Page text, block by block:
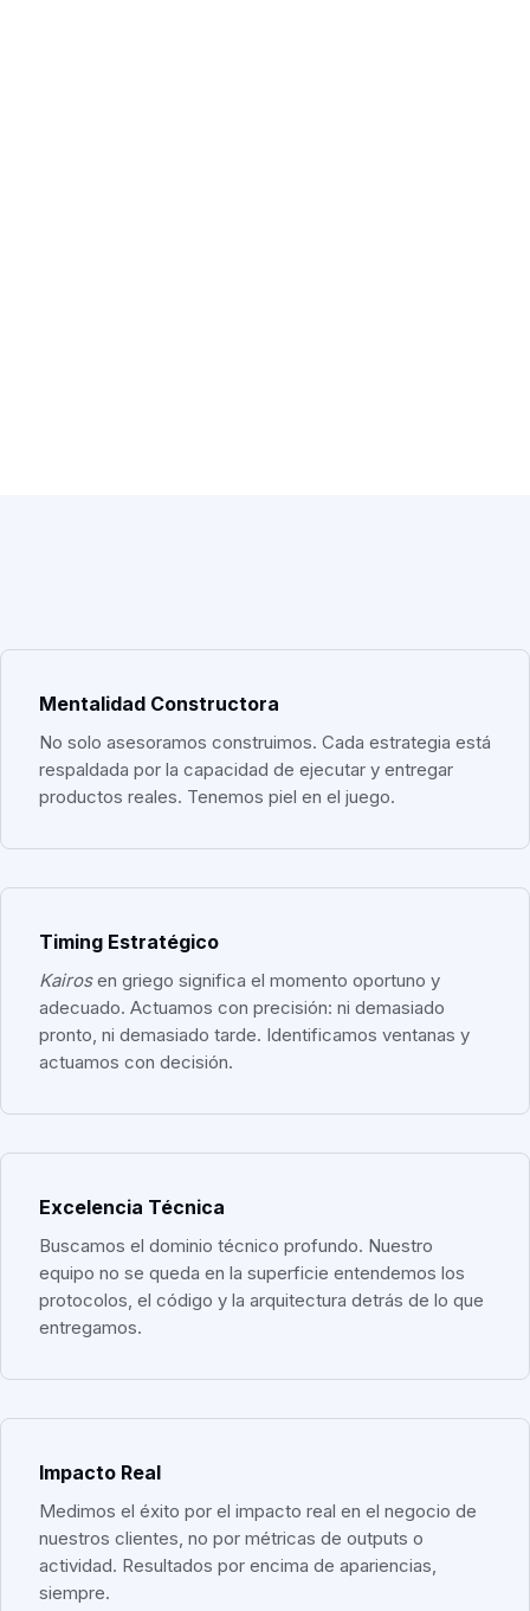
Mentalidad Constructora
No solo asesoramos construimos. Cada estrategia está
respaldada por la capacidad de ejecutar y entregar
productos reales. Tenemos piel en el juego.
Timing Estratégico
Kairosen griego significa el momento oportuno y
adecuado. Actuamos con precisión: ni demasiado
pronto, ni demasiado tarde. Identificamos ventanas y
actuamos con decisión.
Excelencia Técnica
Buscamos el dominio técnico profundo. Nuestro
equipo no se queda en la superficie entendemos los
protocolos, el código y la arquitectura detrás de lo que
entregamos.
Impacto Real
Medimos el éxito por el impacto real en el negocio de
nuestros clientes, no por métricas de outputs o
actividad. Resultados por encima de apariencias,
siempre.